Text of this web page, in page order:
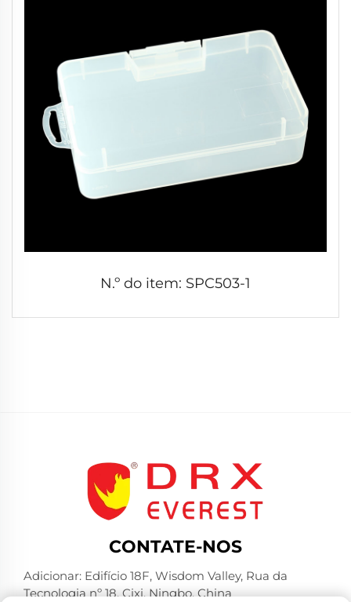
N.º do item: SPC503-1
CONTATE-NOS
Adicionar: Edifício 18F, Wisdom Valley, Rua da
Tecnologia nº 18, Cixi, Ningbo, China